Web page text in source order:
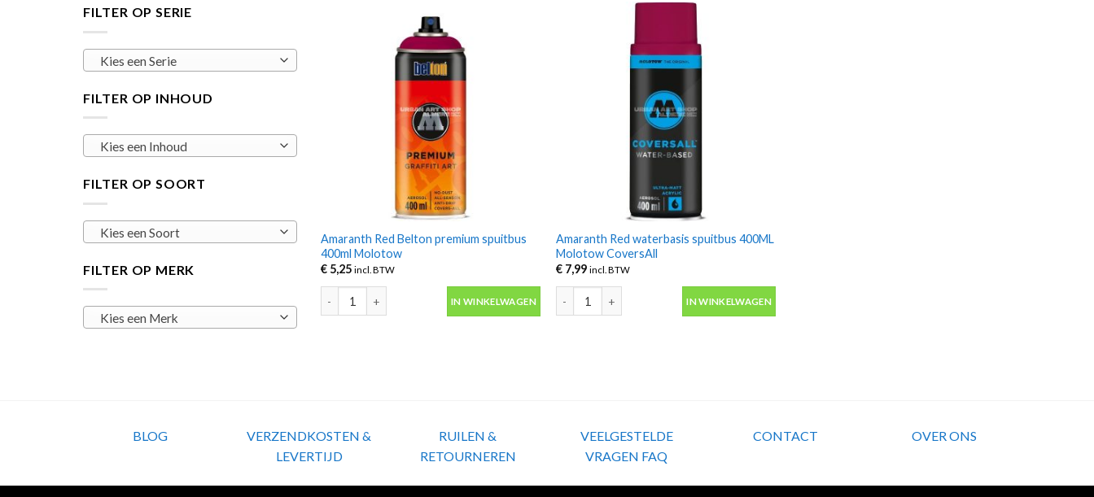
FILTER OP SERIE
Kies een Serie
FILTER OP INHOUD
Kies een Inhoud
FILTER OP SOORT
Kies een Soort
FILTER OP MERK
Kies een Merk
Amaranth Red Belton premium spuitbus
400ml Molotow
€ 5,25 incl. BTW
IN WINKELWAGEN
Amaranth Red waterbasis spuitbus 400ML
Molotow CoversAll
€ 7,99 incl. BTW
IN WINKELWAGEN
BLOG
VERZENDKOSTEN &
LEVERTIJD
RUILEN &
RETOURNEREN
VEELGESTELDE
VRAGEN FAQ
CONTACT OVER ONS